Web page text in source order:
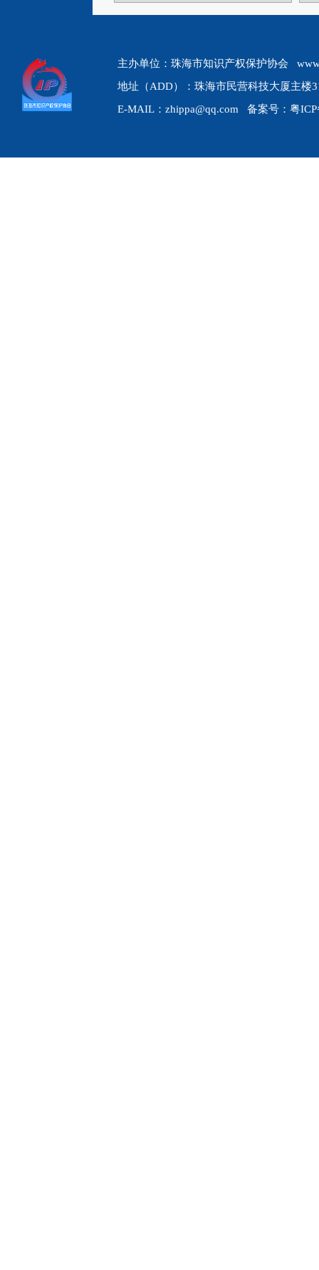
主办单位：珠海市知识产权保护协会
地址（ADD）：珠海市民营科技大厦主楼
E-MAIL：zhippa@qq.com 备案号： 粤